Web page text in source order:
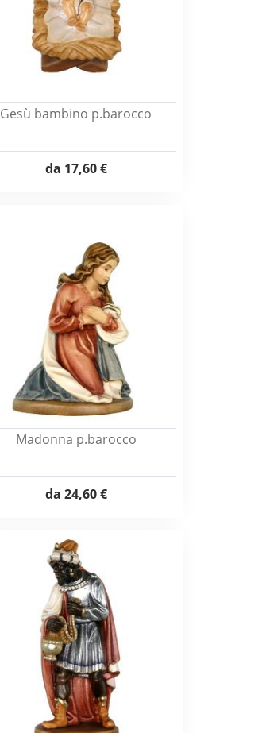
Gesù bambino p.barocco
da 17,60 €
Madonna p.barocco
da 24,60 €